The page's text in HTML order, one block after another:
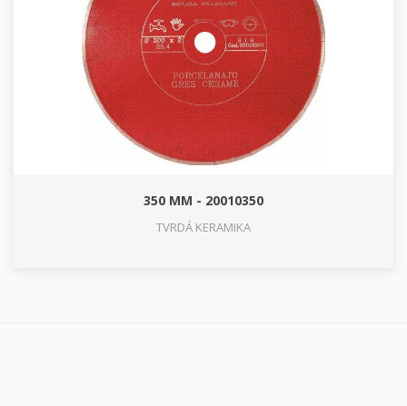
350 MM - 20010350
TVRDÁ KERAMIKA